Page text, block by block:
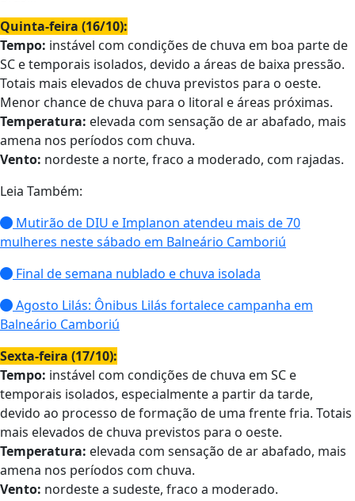
Quinta-feira (16/10):
Tempo: instável com condições de chuva em boa parte de
SC e temporais isolados, devido a áreas de baixa pressão.
Totais mais elevados de chuva previstos para o oeste.
Menor chance de chuva para o litoral e áreas próximas.
Temperatura: elevada com sensação de ar abafado, mais
amena nos períodos com chuva.
Vento: nordeste a norte, fraco a moderado, com rajadas.
Leia Também:
Mutirão de DIU e Implanon atendeu mais de 70
mulheres neste sábado em Balneário Camboriú
Final de semana nublado e chuva isolada
Agosto Lilás: Ônibus Lilás fortalece campanha em
Balneário Camboriú
Sexta-feira (17/10):
Tempo: instável com condições de chuva em SC e
temporais isolados, especialmente a partir da tarde,
devido ao processo de formação de uma frente fria. Totais
mais elevados de chuva previstos para o oeste.
Temperatura: elevada com sensação de ar abafado, mais
amena nos períodos com chuva.
Vento: nordeste a sudeste, fraco a moderado.